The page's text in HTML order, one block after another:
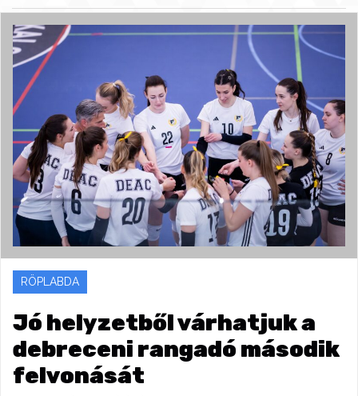
RÖPLABDA
Jó helyzetből várhatjuk a
debreceni rangadó második
felvonását